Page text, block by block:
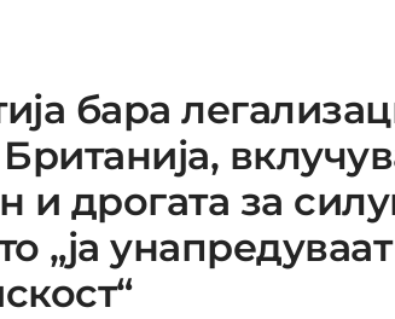
бара
и дрогата за
„ја унапредуваат